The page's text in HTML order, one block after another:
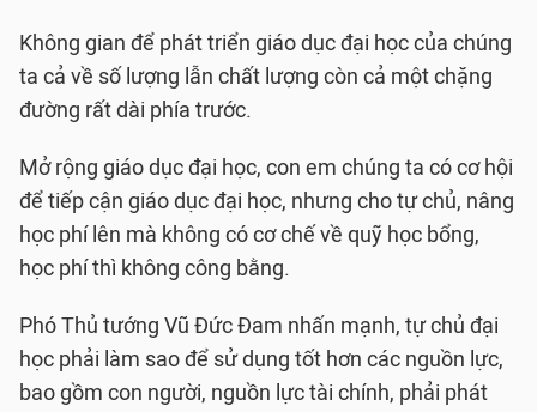
Không gian để phát triển giáo dục đại học của chúng
ta cả về số lượng lẫn chất lượng còn cả một chặng
đường rất dài phía trước.
Mở rộng giáo dục đại học, con em chúng ta có cơ hội
để tiếp cận giáo dục đại học, nhưng cho tự chủ, nâng
học phí lên mà không có cơ chế về quỹ học bổng,
học phí thì không công bằng.
Phó Thủ tướng Vũ Đức Đam nhấn mạnh, tự chủ đại
học phải làm sao để sử dụng tốt hơn các nguồn lực,
bao gồm con người, nguồn lực tài chính, phải phát